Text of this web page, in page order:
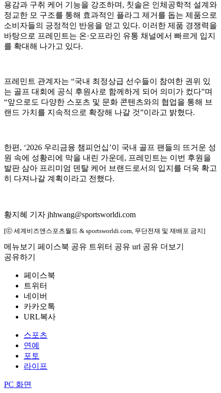
용감과 구취 케어 기능을 강조하며, 칫솔은 인체공학적 설계와
정교한 모 구조를 통해 효과적인 플라그 제거를 돕는 제품으로
소비자들의 긍정적인 반응을 얻고 있다. 이러한 제품 경쟁력을
바탕으로 프레민트는 온·오프라인 유통 채널에서 빠르게 입지
를 확대해 나가고 있다.
프레민트 관계자는 “국내 최정상급 선수들이 참여한 권위 있
는 골프 대회에 공식 후원사로 함께하게 되어 의미가 컸다”며
“앞으로도 다양한 스포츠 및 문화 콘텐츠와의 협업을 통해 브
랜드 가치를 지속적으로 확장해 나갈 것”이라고 밝혔다.
한편, ‘2026 우리금융 챔피언십’이 국내 골프 팬들의 뜨거운 성
원 속에 성황리에 막을 내린 가운데, 프레민트는 이번 후원을
발판 삼아 프리미엄 덴탈 케어 브랜드로서의 입지를 더욱 확고
히 다져나갈 계획이라고 전했다.
황지혜 기자 jhhwang@sportsworldi.com
[ⓒ 세계비즈앤스포츠월드 & sportsworldi.com, 무단전재 및 재배포 금지]
메뉴보기 페이스북 공유 트위터 공유 url 공유 더보기
공유하기
페이스북
트위터
네이버
카카오톡
URL복사
스포츠
연예
포토
라이프
PC 화면